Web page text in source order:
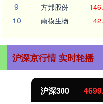
9 方邦股份
10 南模生物
沪深京行情 实时轮播
沪深300